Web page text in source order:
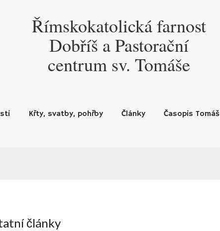
Římskokatolická farnost
Dobříš a Pastorační
centrum sv. Tomáše
Křty, svatby, pohřby Články Časopis Tomáš
články